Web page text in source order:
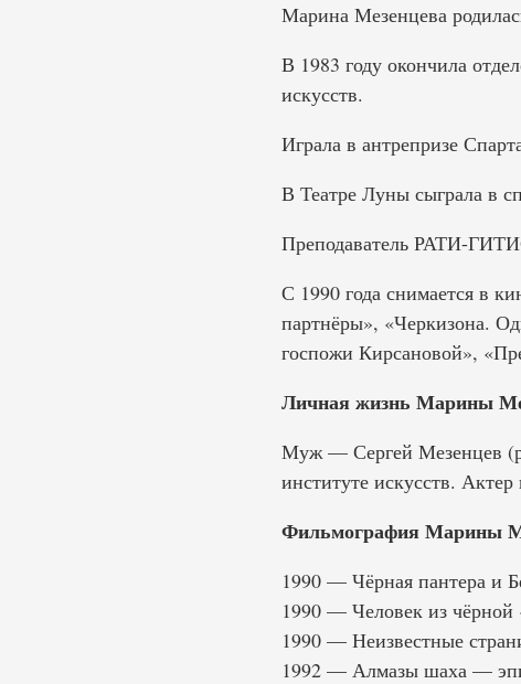
Марина Мезенцева
В 1983 году окончила
искусств.
Играла в антрепризе
В Театре Луны сыграла в
Преподаватель РАТИ-
С 1990 года снимается в
партнёры», «Черкизона.
госпожи Кирсановой»,
Личная жизнь Марины
Муж — Сергей Мезенцев
институте искусств.
Фильмография Марины
1990 — Чёрная пантера и
1990 — Человек из
1990 — Неизвестные
1992 — Алмазы шаха —